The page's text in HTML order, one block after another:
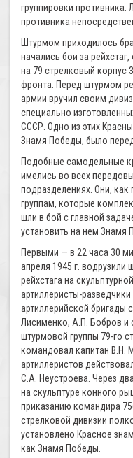
группировки противника.
противника
Штурмом приходилось
начались бои за
на 79 стрелковый корпус
фронта. Перед штурмом
армии вручил своим
специально
СССР. Одно из этих
Знамя Победы, было
Подобные самодельные
имелись во всех
подразделениях. Они,
группам, которые
шли в бой с главной
установить на нем Знамя
Первыми — в 22 часа 30
апреля 1945 г.
рейхстага на
артиллеристы-
артиллерийской бригады
Лисименко, А.П. Бобров и
штурмовой группы 79-го
командовал капитан В.Н.
артиллеристов
С.А. Неустроева. Через
на скульптуре конного
приказанию командира
стрелковой дивизии
установлено Красное
как Знамя Победы.